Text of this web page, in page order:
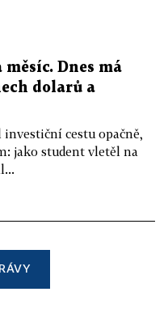
Dnes má
dolarů a
cestu opačně,
jako student vletěl na